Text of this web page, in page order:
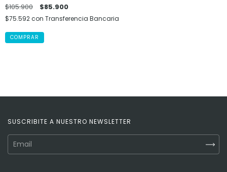
$105.900 $85.900
$75.592con Transferencia Bancaria
COMPRAR
SUSCRIBITE A NUESTRO NEWSLETTER